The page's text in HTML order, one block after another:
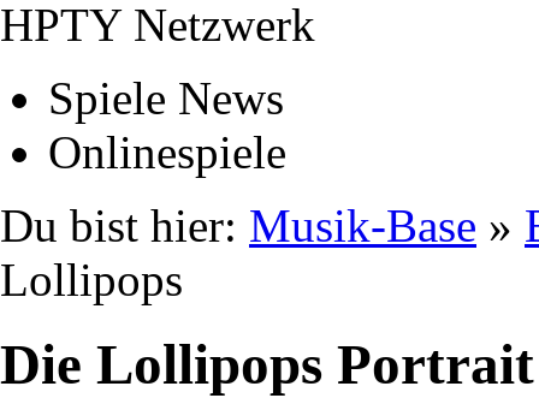
HPTY Netzwerk
Spiele News
Onlinespiele
Du bist hier: Musik-Base »
Lollipops
Die Lollipops Portrait